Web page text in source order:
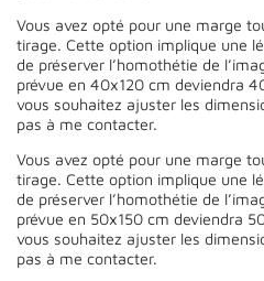
Vous avez opté pour une marge
tirage. Cette option implique une
de préserver l’homothétie de
prévue en 40x120 cm deviendra
vous souhaitez ajuster les
pas à me contacter.
Vous avez opté pour une marge
tirage. Cette option implique une
de préserver l’homothétie de
prévue en 50x150 cm deviendra
vous souhaitez ajuster les
pas à me contacter.